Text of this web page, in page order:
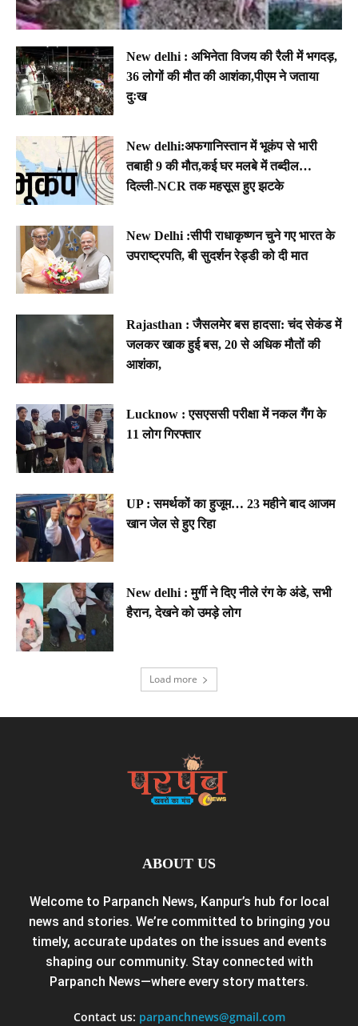
New delhi : अभिनेता विजय की रैली में भगदड़,
36 लोगों की मौत की आशंका,पीएम ने जताया
दुःख
New delhi:अफगानिस्तान में भूकंप से भारी
तबाही 9 की मौत,कई घर मलबे में तब्दील…
दिल्ली-NCR तक महसूस हुए झटके
New Delhi :सीपी राधाकृष्णन चुने गए भारत के
उपराष्ट्रपति, बी सुदर्शन रेड्डी को दी मात
Rajasthan : जैसलमेर बस हादसा: चंद सेकंड में
जलकर खाक हुई बस, 20 से अधिक मौतों की
आशंका,
Lucknow : एसएससी परीक्षा में नकल गैंग के
11 लोग गिरफ्तार
UP : समर्थकों का हुजूम… 23 महीने बाद आजम
खान जेल से हुए रिहा
New delhi : मुर्गी ने दिए नीले रंग के अंडे, सभी
हैरान, देखने को उमड़े लोग
Load more
ABOUT US
Welcome to Parpanch News, Kanpur’s hub for local
news and stories. We’re committed to bringing you
timely, accurate updates on the issues and events
shaping our community. Stay connected with
Parpanch News—where every story matters.
Contact us: parpanchnews@gmail.com